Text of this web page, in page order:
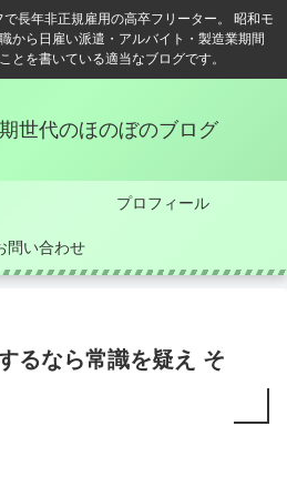
長年非正規雇用の高卒フリーター。 昭和モ
から日雇い派遣・アルバイト・製造業期間
とを書いている適当なブログです。
世代のほのぼのブログ
プロフィール
問い合わせ
るなら常識を疑え そ